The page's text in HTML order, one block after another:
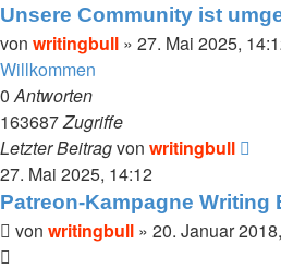
Unsere Community ist
von writingbull » 27. Mai 2025,
Willkommen
0Antworten
163687Zugriffe
Letzter Beitragvon writingbull
27. Mai 2025, 14:12
Patreon-Kampagne Writing
von writingbull » 20. Januar